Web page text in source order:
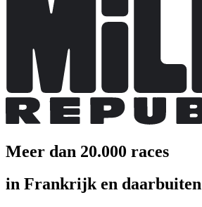
Meer dan 20.000 races
in Frankrijk en daarbuiten